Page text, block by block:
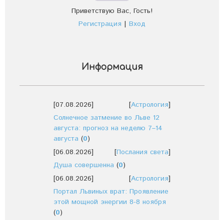
Приветствую Вас, Гость!
Регистрация | Вход
Информация
[07.08.2026] [Астрология]
Солнечное затмение во Льве 12
августа: прогноз на неделю 7–14
августа (0)
[06.08.2026]
[Послания света]
Душа совершенна (0)
[06.08.2026]
[Астрология]
Портал Львиных врат: Проявление
этой мощной энергии 8-8 ноября
(0)